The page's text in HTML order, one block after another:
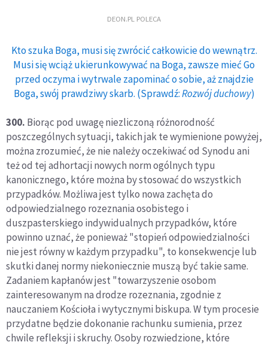
DEON.PL POLECA
Kto szuka Boga, musi się zwrócić całkowicie do wewnątrz.
Musi się wciąż ukierunkowywać na Boga, zawsze mieć Go
przed oczyma i wytrwale zapominać o sobie, aż znajdzie
Boga, swój prawdziwy skarb. (Sprawdź:Rozwój duchowy)
300. Biorąc pod uwagę niezliczoną różnorodność
poszczególnych sytuacji, takich jak te wymienione powyżej,
można zrozumieć, że nie należy oczekiwać od Synodu ani
też od tej adhortacji nowych norm ogólnych typu
kanonicznego, które można by stosować do wszystkich
przypadków. Możliwa jest tylko nowa zachęta do
odpowiedzialnego rozeznania osobistego i
duszpasterskiego indywidualnych przypadków, które
powinno uznać, że ponieważ "stopień odpowiedzialności
nie jest równy w każdym przypadku", to konsekwencje lub
skutki danej normy niekoniecznie muszą być takie same.
Zadaniem kapłanów jest "towarzyszenie osobom
zainteresowanym na drodze rozeznania, zgodnie z
nauczaniem Kościoła i wytycznymi biskupa. W tym procesie
przydatne będzie dokonanie rachunku sumienia, przez
chwile refleksji i skruchy. Osoby rozwiedzione, które